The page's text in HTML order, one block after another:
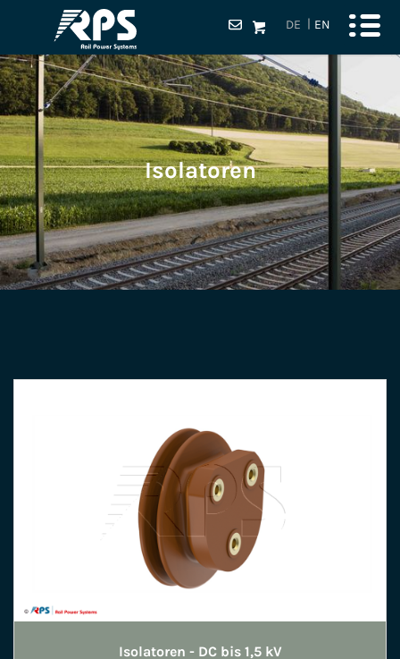
DE EN
Isolatoren
Isolatoren - DC bis 1,5 kV